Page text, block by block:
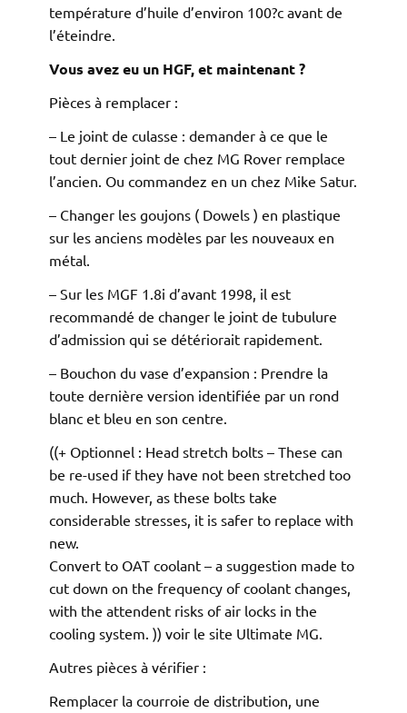
température d’huile d’environ 100?c avant de
l’éteindre.
Vous avez eu un HGF, et maintenant ?
Pièces à remplacer :
– Le joint de culasse : demander à ce que le
tout dernier joint de chez MG Rover remplace
l’ancien. Ou commandez en un chez Mike Satur.
– Changer les goujons ( Dowels ) en plastique
sur les anciens modèles par les nouveaux en
métal.
– Sur les MGF 1.8i d’avant 1998, il est
recommandé de changer le joint de tubulure
d’admission qui se détériorait rapidement.
– Bouchon du vase d’expansion : Prendre la
toute dernière version identifiée par un rond
blanc et bleu en son centre.
((+ Optionnel : Head stretch bolts – These can
be re-used if they have not been stretched too
much. However, as these bolts take
considerable stresses, it is safer to replace with
new.
Convert to OAT coolant – a suggestion made to
cut down on the frequency of coolant changes,
with the attendent risks of air locks in the
cooling system. )) voir le site Ultimate MG.
Autres pièces à vérifier :
Remplacer la courroie de distribution, une